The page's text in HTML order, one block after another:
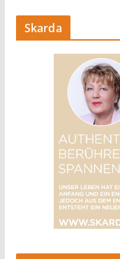
Skarda